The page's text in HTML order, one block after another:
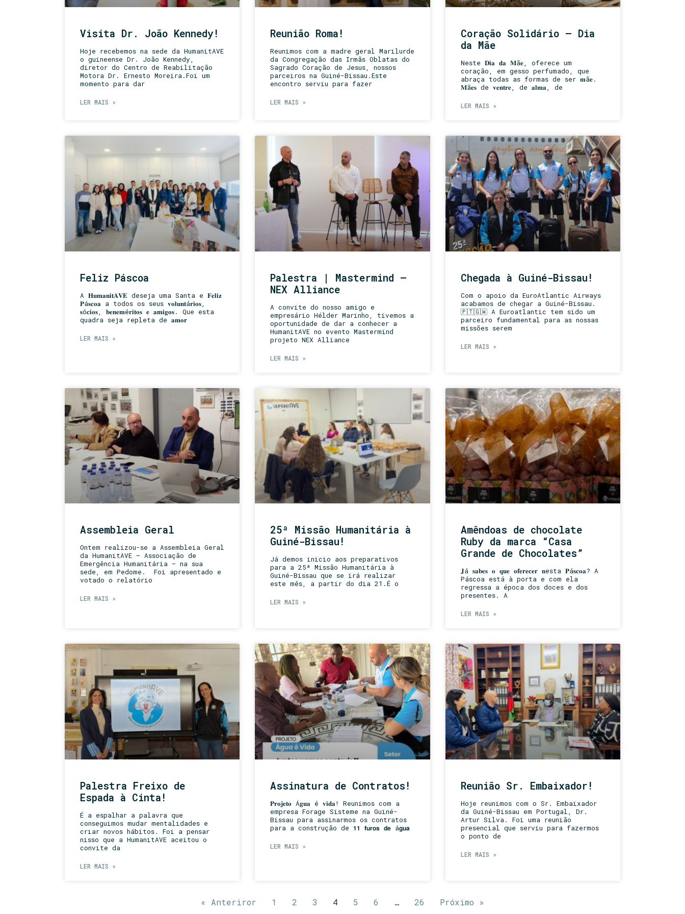
Visita Dr. João Kennedy!
Hoje recebemos na sede da HumanitAVE
o guineense Dr. João Kennedy,
diretor do Centro de Reabilitação
Motora Dr. Ernesto Moreira.Foi um
momento para dar
LER MAIS »
Reunião Roma!
Reunimos com a madre geral Marilurde
da Congregação das Irmãs Oblatas do
Sagrado Coração de Jesus, nossos
parceiros na Guiné-Bissau.Este
encontro serviu para fazer
LER MAIS »
Coração Solidário – Dia
da Mãe
Neste 𝐃𝐢𝐚 𝐝𝐚 𝐌ã𝐞, oferece um
coração, em gesso perfumado, que
abraça todas as formas de ser 𝐦ã𝐞.
𝐌ã𝐞𝐬 de 𝐯𝐞𝐧𝐭𝐫𝐞, de 𝐚𝐥𝐦𝐚, de
LER MAIS »
Feliz Páscoa
A 𝐇𝐮𝐦𝐚𝐧𝐢𝐭𝐀𝐕𝐄 deseja uma Santa e 𝐅𝐞𝐥𝐢𝐳
𝐏á𝐬𝐜𝐨𝐚 a todos os seus 𝐯𝐨𝐥𝐮𝐧𝐭á𝐫𝐢𝐨𝐬,
𝐬ó𝐜𝐢𝐨𝐬, 𝐛𝐞𝐧𝐞𝐦é𝐫𝐢𝐭𝐨𝐬 𝐞 𝐚𝐦𝐢𝐠𝐨𝐬. Que esta
quadra seja repleta de 𝐚𝐦𝐨𝐫
LER MAIS »
Palestra | Mastermind –
NEX Alliance
A convite do nosso amigo e
empresário Hélder Marinho, tivemos a
oportunidade de dar a conhecer a
HumanitAVE no evento Mastermind
projeto NEX Alliance
LER MAIS »
Chegada à Guiné-Bissau!
Com o apoio da EuroAtlantic Airways
acabamos de chegar a Guiné-Bissau.
🇵🇹🇬🇼 A Euroatlantic tem sido um
parceiro fundamental para as nossas
missões serem
LER MAIS »
Assembleia Geral
Ontem realizou-se a Assembleia Geral
da HumanitAVE – Associação de
Emergência Humanitária – na sua
sede, em Pedome. Foi apresentado e
votado o relatório
LER MAIS »
25ª Missão Humanitária à
Guiné-Bissau!
Já demos inicio aos preparativos
para a 25ª Missão Humanitária à
Guiné-Bissau que se irá realizar
este mês, a partir do dia 21.É o
LER MAIS »
Amêndoas de chocolate
Ruby da marca “Casa
Grande de Chocolates”
𝐉á 𝐬𝐚𝐛𝐞𝐬 𝐨 𝐪𝐮𝐞 𝐨𝐟𝐞𝐫𝐞𝐜𝐞𝐫 𝐧esta 𝐏á𝐬𝐜𝐨𝐚? A
Páscoa está à porta e com ela
regressa a época dos doces e dos
presentes. A
LER MAIS »
Palestra Freixo de
Espada à Cinta!
É a espalhar a palavra que
conseguimos mudar mentalidades e
criar novos hábitos. Foi a pensar
nisso que a HumanitAVE aceitou o
convite da
LER MAIS »
Assinatura de Contratos!
𝐏𝐫𝐨𝐣𝐞𝐭𝐨 Á𝐠𝐮𝐚 é 𝐯𝐢𝐝𝐚! Reunimos com a
empresa Forage Sisteme na Guiné-
Bissau para assinarmos os contratos
para a construção de 𝟭𝟭 𝗳𝘂𝗿𝗼𝘀 𝗱𝗲 á𝗴𝘂𝗮
LER MAIS »
Reunião Sr. Embaixador!
Hoje reunimos com o Sr. Embaixador
da Guiné-Bissau em Portugal, Dr.
Artur Silva. Foi uma reunião
presencial que serviu para fazermos
o ponto de
LER MAIS »
« Anteriror 1 2 3 4 5 6 … 26 Próximo »